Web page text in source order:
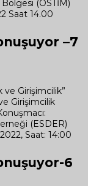
(OSTİM)
Saat 14.00
–7
ve Girişimcilik”
Girişimcilik
(ESDER)
Saat: 14:00
6